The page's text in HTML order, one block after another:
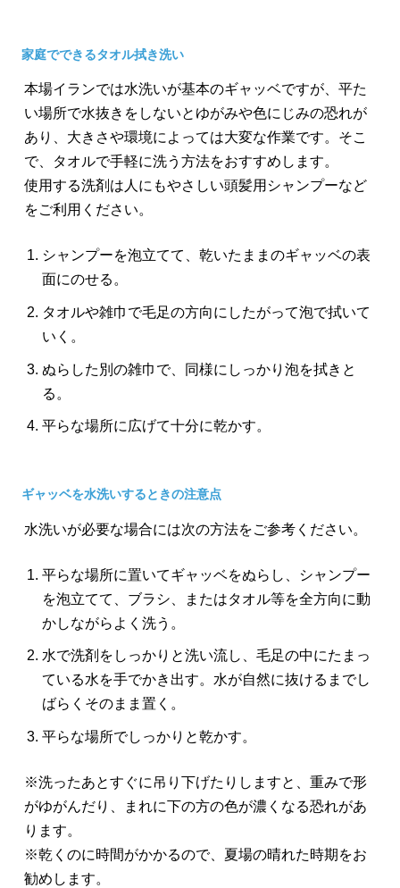
家庭でできるタオル拭き洗い
本場イランでは水洗いが基本のギャッベですが、平た
い場所で水抜きをしないとゆがみや色にじみの恐れが
あり、大きさや環境によっては大変な作業です。そこ
で、タオルで手軽に洗う方法をおすすめします。
使用する洗剤は人にもやさしい頭髪用シャンプーなど
をご利用ください。
シャンプーを泡立てて、乾いたままのギャッベの表
面にのせる。
タオルや雑巾で毛足の方向にしたがって泡で拭いて
いく。
ぬらした別の雑巾で、同様にしっかり泡を拭きと
る。
平らな場所に広げて十分に乾かす。
ギャッベを水洗いするときの注意点
水洗いが必要な場合には次の方法をご参考ください。
平らな場所に置いてギャッベをぬらし、シャンプー
を泡立てて、ブラシ、またはタオル等を全方向に動
かしながらよく洗う。
水で洗剤をしっかりと洗い流し、毛足の中にたまっ
ている水を手でかき出す。水が自然に抜けるまでし
ばらくそのまま置く。
平らな場所でしっかりと乾かす。
※洗ったあとすぐに吊り下げたりしますと、重みで形
がゆがんだり、まれに下の方の色が濃くなる恐れがあ
ります。
※乾くのに時間がかかるので、夏場の晴れた時期をお
勧めします。